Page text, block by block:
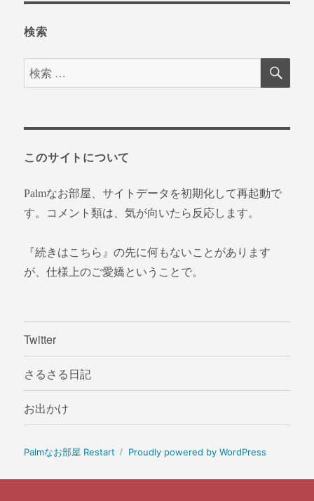
検索
検
索
象:
検
このサイトについて
Palmなお部屋、サイトデータを初期化して再起動で
す。コメント類は、気が向いたら反応します。
『続きはこちら』の先に何もないことがあります
が、仕様上のご愛嬌ということで。
Twitter
さるさる日記
お出かけ
Palmなお部屋 Restart Proudly powered by WordPress